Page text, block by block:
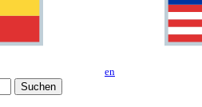
en
Suchen